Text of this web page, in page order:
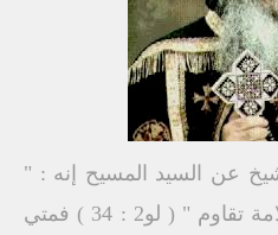
عن السيد المسيح إنه : "
لسقوط وقيام كثيرين ولعلامة تقاوم " ( لو2 : 34 ) فمتي